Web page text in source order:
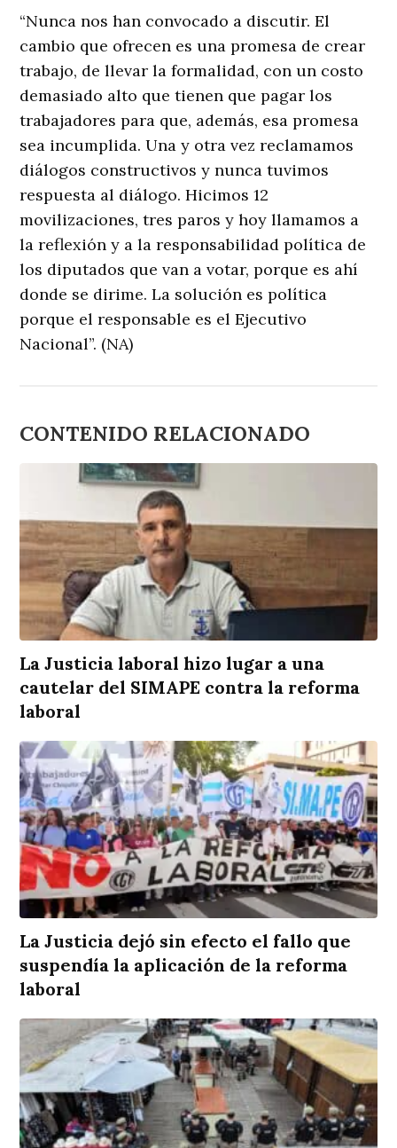
“Nunca nos han convocado a discutir. El
cambio que ofrecen es una promesa de crear
trabajo, de llevar la formalidad, con un costo
demasiado alto que tienen que pagar los
trabajadores para que, además, esa promesa
sea incumplida. Una y otra vez reclamamos
diálogos constructivos y nunca tuvimos
respuesta al diálogo. Hicimos 12
movilizaciones, tres paros y hoy llamamos a
la reflexión y a la responsabilidad política de
los diputados que van a votar, porque es ahí
donde se dirime. La solución es política
porque el responsable es el Ejecutivo
Nacional”. (NA)
CONTENIDO RELACIONADO
La Justicia laboral hizo lugar a una
cautelar del SIMAPE contra la reforma
laboral
La Justicia dejó sin efecto el fallo que
suspendía la aplicación de la reforma
laboral